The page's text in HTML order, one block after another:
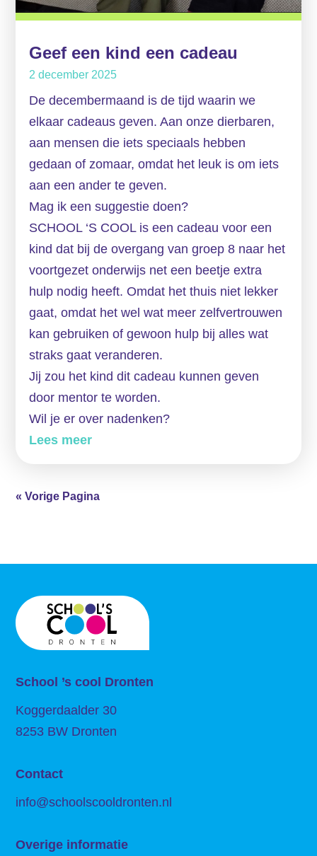
Geef een kind een cadeau
2 december 2025
De decembermaand is de tijd waarin we
elkaar cadeaus geven. Aan onze dierbaren,
aan mensen die iets speciaals hebben
gedaan of zomaar, omdat het leuk is om iets
aan een ander te geven.
Mag ik een suggestie doen?
SCHOOL ‘S COOL is een cadeau voor een
kind dat bij de overgang van groep 8 naar het
voortgezet onderwijs net een beetje extra
hulp nodig heeft. Omdat het thuis niet lekker
gaat, omdat het wel wat meer zelfvertrouwen
kan gebruiken of gewoon hulp bij alles wat
straks gaat veranderen.
Jij zou het kind dit cadeau kunnen geven
door mentor te worden.
Wil je er over nadenken?
Lees meer
« Vorige Pagina
School ’s cool Dronten
Koggerdaalder 30
8253 BW Dronten
Contact
info@schoolscooldronten.nl
Overige informatie